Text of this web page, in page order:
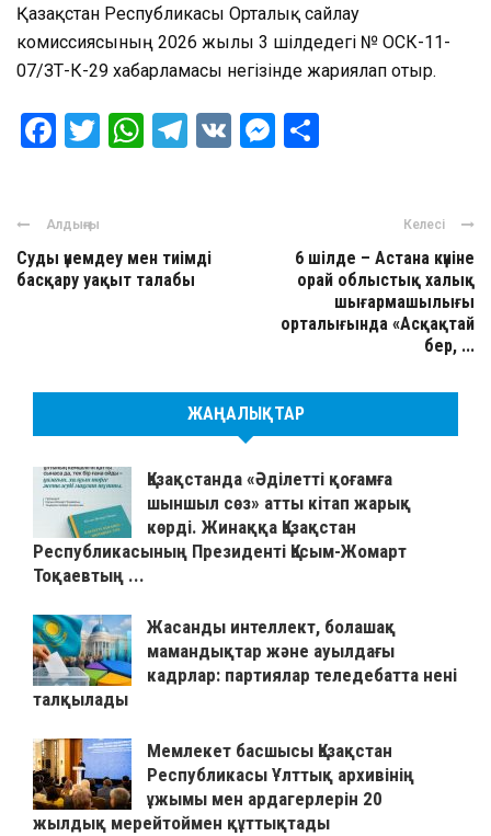
Қазақстан Республикасы Орталық сайлау
комиссиясының 2026 жылғы 3 шілдедегі № ОСК-11-
07/ЗТ-К-29 хабарламасы негізінде жариялап отыр.
Facebook
Twitter
WhatsApp
Telegram
VK Messenger
Алдыңғы
Суды үнемдеу мен тиімді
басқару уақыт талабы
Келесі
6 шілде – Астана күніне
орай облыстық халық
шығармашылығы
орталығында «Асқақтай
бер, ...
ЖАҢАЛЫҚТАР
Қазақстанда «Әділетті қоғамға
шыншыл сөз» атты кітап жарық
көрді. Жинаққа Қазақстан
Республикасының Президенті Қасым-Жомарт
Тоқаевтың ...
Жасанды интеллект, болашақ
мамандықтар және ауылдағы
кадрлар: партиялар теледебатта нені
талқылады
Мемлекет басшысы Қазақстан
Республикасы Ұлттық архивінің
ұжымы мен ардагерлерін 20
жылдық мерейтоймен құттықтады